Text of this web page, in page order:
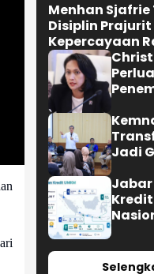
Menhan
Disiplin
Kepercayaan
Ceko
Jadi
Kredit